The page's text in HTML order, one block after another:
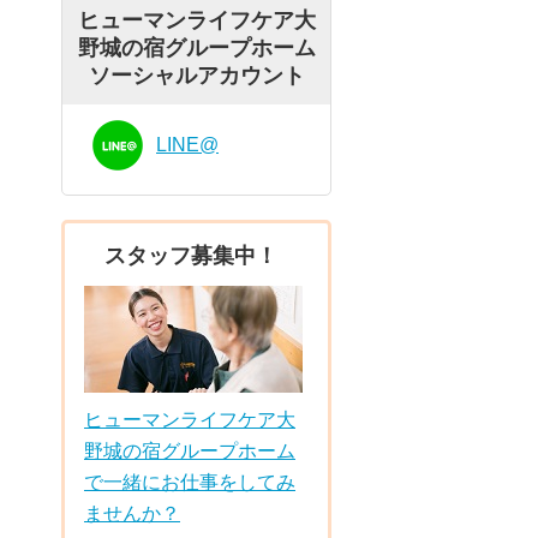
ヒューマンライフケア大
野城の宿グループホーム
ソーシャルアカウント
LINE@
スタッフ募集中！
ヒューマンライフケア大
野城の宿グループホーム
で一緒にお仕事をしてみ
ませんか？